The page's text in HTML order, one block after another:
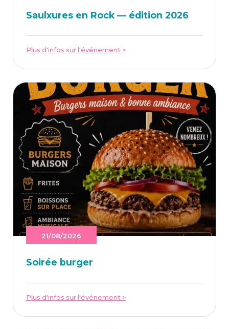
Saulxures en Rock — édi­tion 2026
Plus d'infos sur l'événement >
21/08/2026
Soi­rée burger
Plus d'infos sur l'événement >